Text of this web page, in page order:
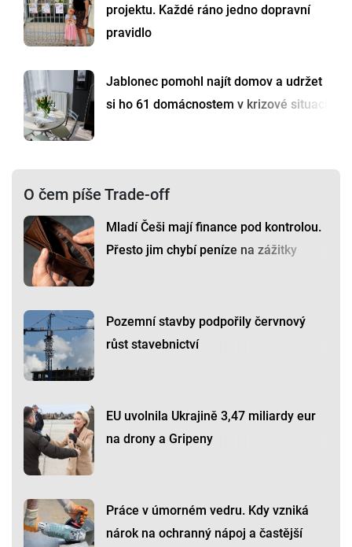
projektu. Každé ráno jedno dopravní
pravidlo
Jablonec pomohl najít domov a udržet
si ho 61 domácnostem v krizové situaci
O čem píše Trade-off
Mladí Češi mají finance pod kontrolou.
Přesto jim chybí peníze na zážitky
Pozemní stavby podpořily červnový
růst stavebnictví
EU uvolnila Ukrajině 3,47 miliardy eur
na drony a Gripeny
Práce v úmorném vedru. Kdy vzniká
nárok na ochranný nápoj a častější